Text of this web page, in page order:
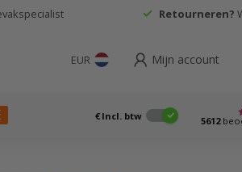
Retourneren?
EUR Mijn account
€ Incl. btw 5612